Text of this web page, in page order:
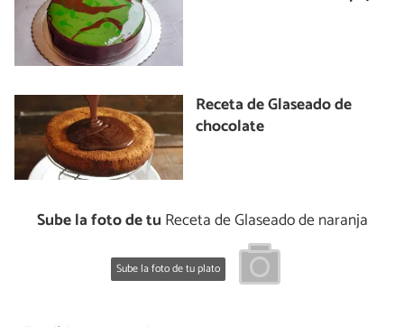
Receta de Glaseado de
chocolate
Sube la foto de tu Receta de Glaseado de naranja
Sube la foto de tu plato